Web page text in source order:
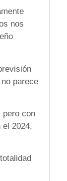
nos
parece
pero con
el 2024,